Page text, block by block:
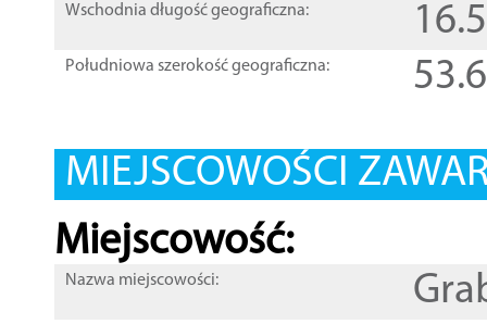
Wschodnia długość geograficzna:
Południowa szerokość geograficzna:
MIEJSCOWOŚCI
Miejscowość:
Nazwa miejscowości: